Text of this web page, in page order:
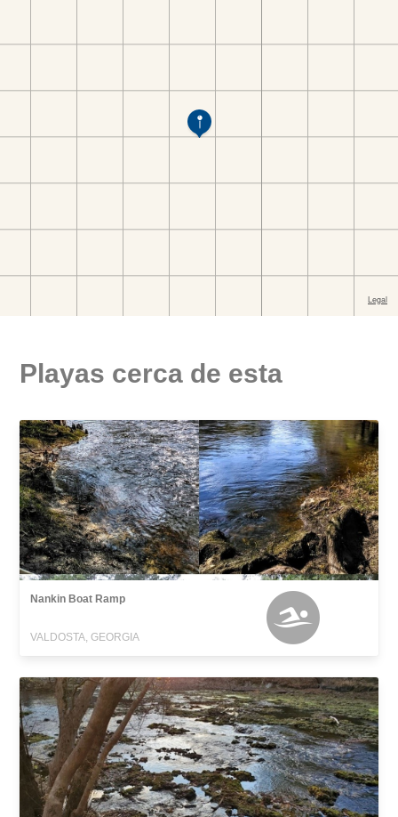
Playas cerca de esta
Nankin Boat Ramp
VALDOSTA, GEORGIA